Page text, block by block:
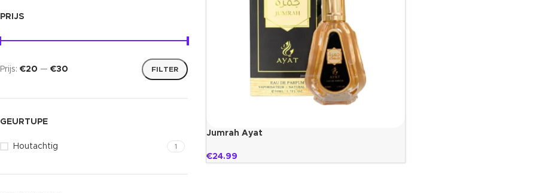
PRIJS
FILTER
Prijs: €20 — €30
GEURTUPE
Houtachtig 1
Jumrah Ayat
€24.99